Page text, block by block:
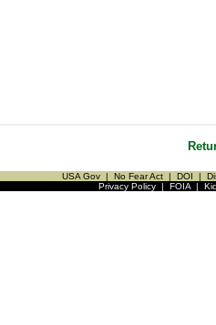
USA Gov | No Fear Act | DOI |
Privacy Policy| FOIA|